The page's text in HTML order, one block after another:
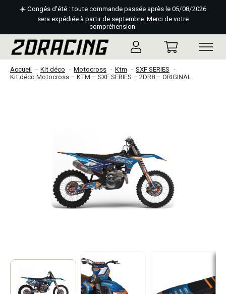
☀️ Congés d'été : toute commande passée après le 05/08/2026
sera expédiée à partir de septembre. Merci de votre
compréhension.
Accueil Kit déco Motocross Ktm
SXF SERIES
Kit déco Motocross – KTM – SXF SERIES – 2DR8 – ORIGINAL